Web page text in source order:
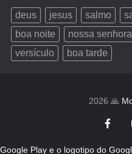
deus jesus salmo
boa noite
nossa senhora
versículo
boa tarde
2026 🙏
Google Play e o logotipo do